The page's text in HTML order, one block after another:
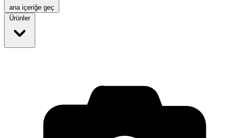
ana içeriğe geç
Ürünler